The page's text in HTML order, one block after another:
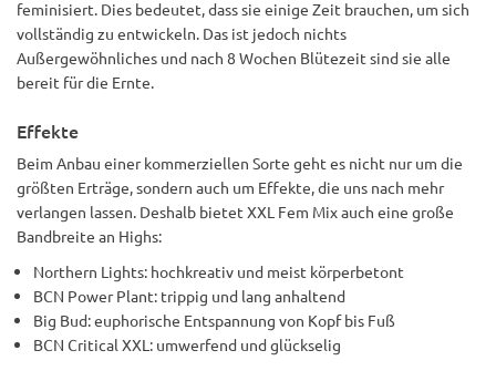
feminisiert. Dies bedeutet, dass sie einige Zeit brauchen, um sich
vollständig zu entwickeln. Das ist jedoch nichts
Außergewöhnliches und nach 8 Wochen Blütezeit sind sie alle
bereit für die Ernte.
Effekte
Beim Anbau einer kommerziellen Sorte geht es nicht nur um die
größten Erträge, sondern auch um Effekte, die uns nach mehr
verlangen lassen. Deshalb bietet XXL Fem Mix auch eine große
Bandbreite an Highs:
Northern Lights: hochkreativ und meist körperbetont
BCN Power Plant: trippig und lang anhaltend
Big Bud: euphorische Entspannung von Kopf bis Fuß
BCN Critical XXL: umwerfend und glückselig